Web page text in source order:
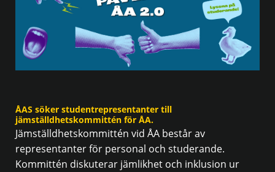
ÅAS söker studentrepresentanter till
jämställdhetskommittén för ÅA.
Jämställdhetskommittén vid ÅA består av
representanter för personal och studerande.
Kommittén diskuterar jämlikhet och inklusion ur